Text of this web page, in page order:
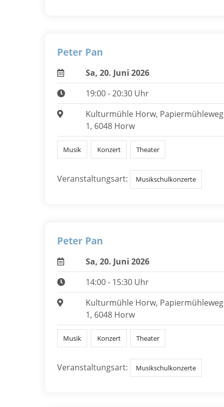
Peter Pan
Sa, 20. Juni 2026
19:00 - 20:30 Uhr
Kulturmühle Horw, Papiermühleweg
1, 6048 Horw
Musik Konzert Theater
Veranstaltungsart: Musikschulkonzerte
Peter Pan
Sa, 20. Juni 2026
14:00 - 15:30 Uhr
Kulturmühle Horw, Papiermühleweg
1, 6048 Horw
Musik Konzert Theater
Veranstaltungsart: Musikschulkonzerte